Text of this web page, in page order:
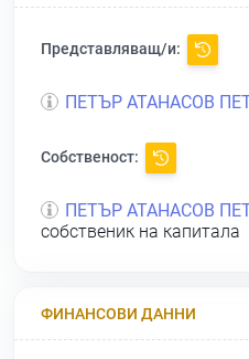
Представляващ/и:
ПЕТЪР АТАНАСОВ
Собственост:
ПЕТЪР АТАНАСОВ
собственик на капитала
ФИНАНСОВИ ДАННИ